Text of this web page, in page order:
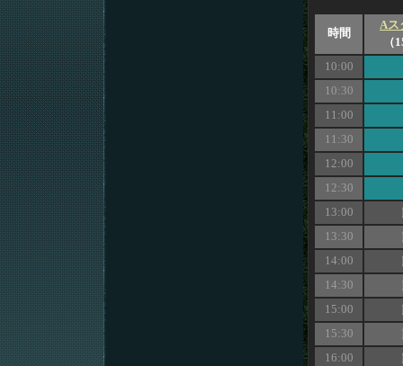
時間
Aス
（
10:00
10:30
11:00
11:30
12:00
12:30
13:00
13:30
14:00
14:30
15:00
15:30
16:00